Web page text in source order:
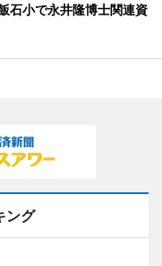
小で永井隆博士関連資
ング